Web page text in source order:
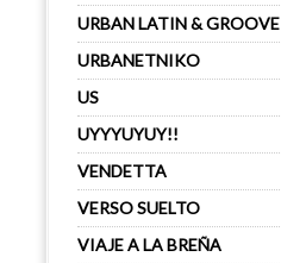
URBAN LATIN & GROOVE
URBANETNIKO
US
UYYYUYUY!!
VENDETTA
VERSO SUELTO
VIAJE A LA BREÑA